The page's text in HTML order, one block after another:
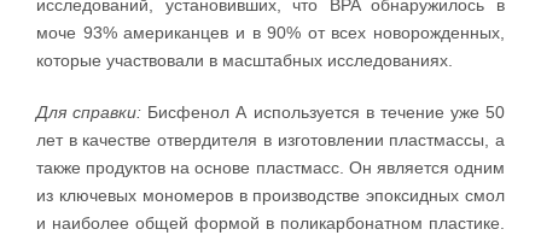
исследований, установивших, что BPA обнаружилось в
моче 93% американцев и в 90% от всех новорожденных,
которые участвовали в масштабных исследованиях.
Для справки: Бисфенол А используется в течение уже 50
лет в качестве отвердителя в изготовлении пластмассы, а
также продуктов на основе пластмасс. Он является одним
из ключевых мономеров в производстве эпоксидных смол
и наиболее общей формой в поликарбонатном пластике.